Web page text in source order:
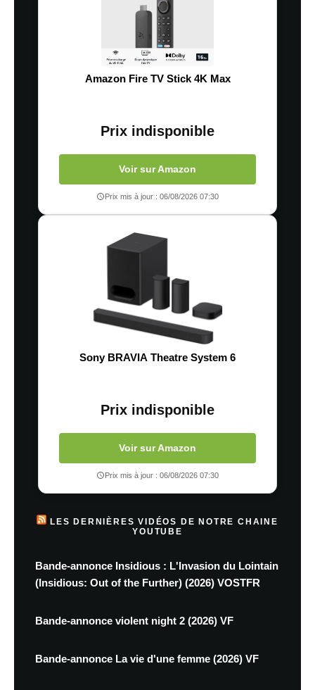
Amazon Fire TV Stick 4K Max
Prix indisponible
Voir sur Amazon
Prix mis à jour : 06/08/2026 07:30
Sony BRAVIA Theatre System 6
Prix indisponible
Voir sur Amazon
Prix mis à jour : 06/08/2026 07:30
LES DERNIÈRES VIDÉOS DE NOTRE CHAINE
YOUTUBE
Bande-annonce Insidious : L'Invasion du Lointain
(Insidious: Out of the Further) (2026) VOSTFR
Bande-annonce violent night 2 (2026) VF
Bande-annonce La vie d'une femme (2026) VF